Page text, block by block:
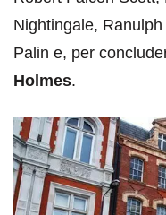
Nightingale,
Palin e, per
Holmes.